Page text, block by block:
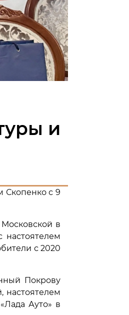
и
Скопенко с 9
в
с 2020
Покрову
настоятелем
Ауто» в